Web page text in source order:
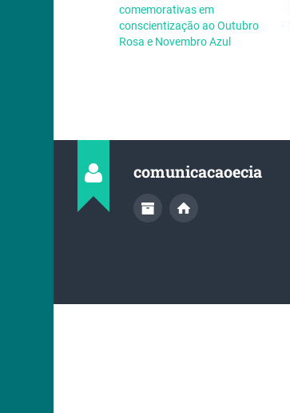
comemorativas em
conscientização ao Outubro
Rosa e Novembro Azul
comunicacaoecia